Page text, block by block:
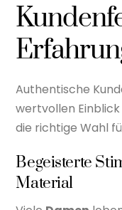
Authentische
wertvollen Einblick
die richtige Wahl
Begeisterte
Material